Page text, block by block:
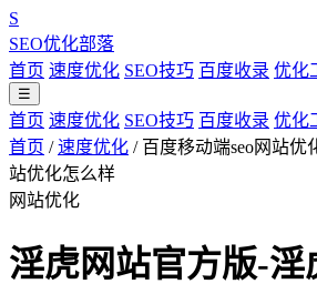
S
SEO优化部落
首页 速度优化 SEO技巧 百度收录 优化
☰
首页 速度优化 SEO技巧 百度收录 优化
首页 / 速度优化 / 百度移动端seo网站优
站优化怎么样
网站优化
淫虎网站官方版-淫